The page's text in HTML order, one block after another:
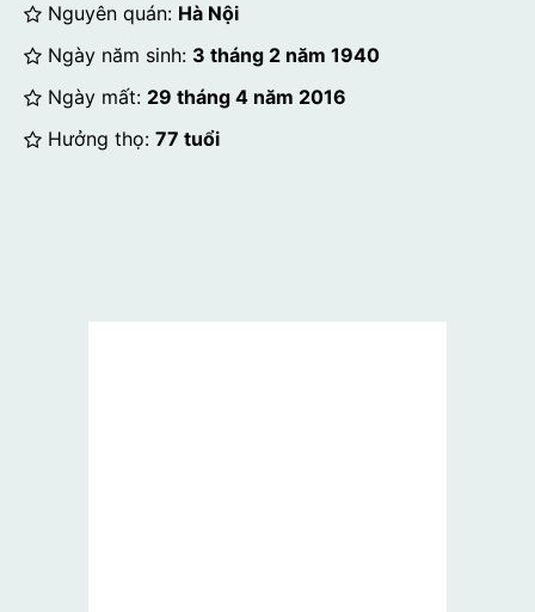
Nguyên quán: Hà Nội
Ngày năm sinh: 3 tháng 2 năm 1940
Ngày mất: 29 tháng 4 năm 2016
Hưởng thọ: 77 tuổi